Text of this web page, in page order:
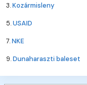
3.Kozármisleny
5.USAID
7.NKE
9.Dunaharaszti baleset